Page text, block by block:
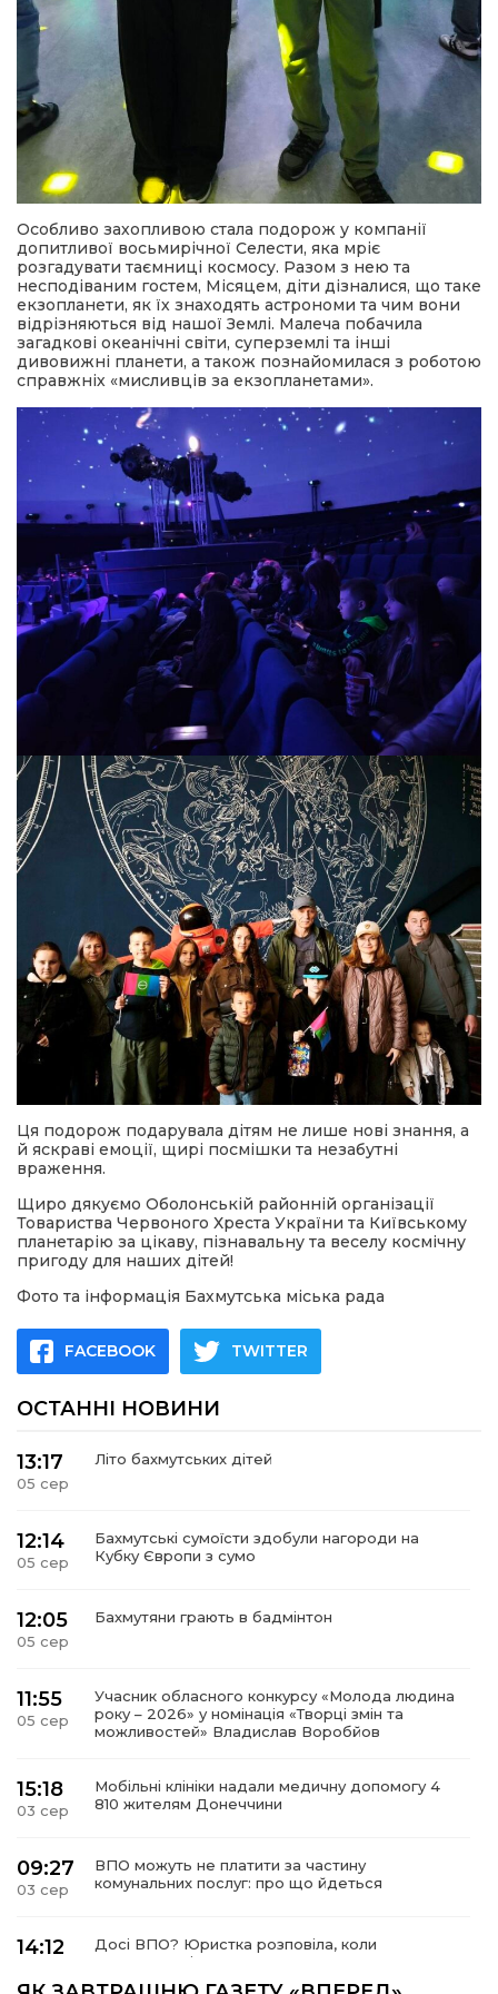
Особливо захопливою стала подорож у компанії
допитливої восьмирічної Селести, яка мріє
розгадувати таємниці космосу. Разом з нею та
несподіваним гостем, Місяцем, діти дізналися, що таке
екзопланети, як їх знаходять астрономи та чим вони
відрізняються від нашої Землі. Малеча побачила
загадкові океанічні світи, суперземлі та інші
дивовижні планети, а також познайомилася з роботою
справжніх «мисливців за екзопланетами».
Ця подорож подарувала дітям не лише нові знання, а
й яскраві емоції, щирі посмішки та незабутні
враження.
Щиро дякуємо Оболонській районній організації
Товариства Червоного Хреста України та Київському
планетарію за цікаву, пізнавальну та веселу космічну
пригоду для наших дітей!
Фото та інформація Бахмутська міська рада
FACEBOOK TWITTER
ОСТАННІ НОВИНИ
13:17
05 сер
Літо бахмутських дітей
12:14
05 сер
Бахмутські сумоїсти здобули нагороди на
Кубку Європи з сумо
12:05
05 сер
Бахмутяни грають в бадмінтон
11:55
05 сер
Учасник обласного конкурсу «Молода людина
року – 2026» у номінація «Творці змін та
можливостей» Владислав Воробйов
15:18
03 сер
Мобільні клініки надали медичну допомогу 4
810 жителям Донеччини
09:27
03 сер
ВПО можуть не платити за частину
комунальних послуг: про що йдеться
14:12
Досі ВПО? Юристка розповіла, коли
переселенці втрачають виплати та статус